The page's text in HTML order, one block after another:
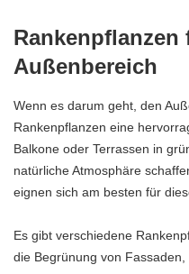
Rankenpflanzen
Außenbereich
Wenn es darum geht, den
Rankenpflanzen eine
Balkone oder Terrassen in
natürliche Atmosphäre
eignen sich am besten für
Es gibt verschiedene
die Begrünung von Fassaden,